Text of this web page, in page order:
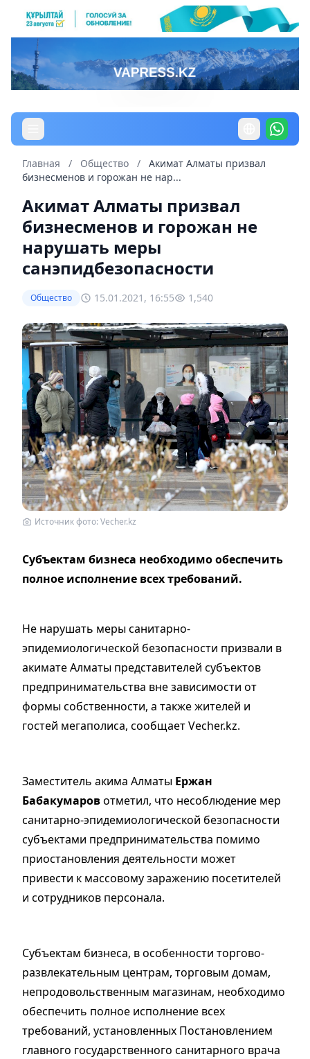
Главная / Общество /
Акимат Алматы призвал
бизнесменов и горожан не нар...
Акимат Алматы призвал
бизнесменов и горожан не
нарушать меры
санэпидбезопасности
Общество 15.01.2021, 16:55 1,540
Источник фото: Vecher.kz
Субъектам бизнеса необходимо обеспечить
полное исполнение всех требований.
Не нарушать меры санитарно-
эпидемиологической безопасности призвали в
акимате Алматы представителей субъектов
предпринимательства вне зависимости от
формы собственности, а также жителей и
гостей мегаполиса, сообщает Vecher.kz.
Заместитель акима Алматы Ержан
Бабакумаровотметил, что несоблюдение мер
санитарно-эпидемиологической безопасности
субъектами предпринимательства помимо
приостановления деятельности может
привести к массовому заражению посетителей
и сотрудников персонала.
Субъектам бизнеса, в особенности торгово-
развлекательным центрам, торговым домам,
непродовольственным магазинам, необходимо
обеспечить полное исполнение всех
требований, установленных Постановлением
главного государственного санитарного врача